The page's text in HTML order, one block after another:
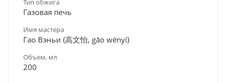
Тип обжига
Газовая печь
Имя мастера
Гао Вэньи (高文怡, gāo wényí)
Объем, мл
200